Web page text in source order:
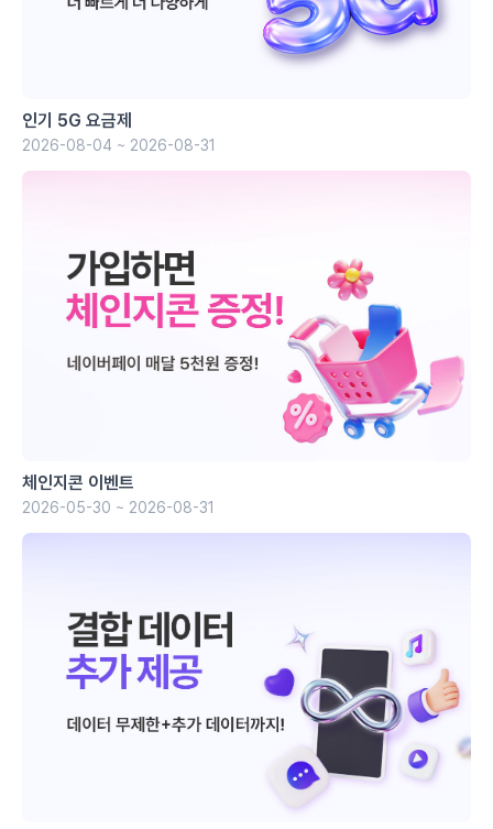
인기 5G 요금제
2026-08-04 ~ 2026-08-31
체인지콘 이벤트
2026-05-30 ~ 2026-08-31